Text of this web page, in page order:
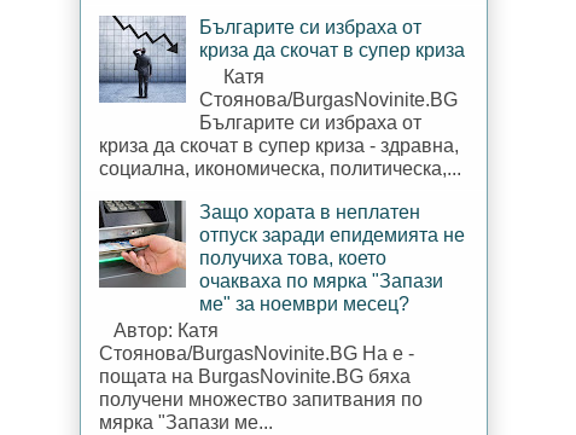
Българите си избраха от
криза да скочат в супер криза
Катя
Стоянова/BurgasNovinite.BG
Българите си избраха от
криза да скочат в супер криза - здравна,
социална, икономическа, политическа,...
Защо хората в неплатен
отпуск заради епидемията не
получиха това, което
очакваха по мярка "Запази
ме" за ноември месец?
Автор: Катя
Стоянова/BurgasNovinite.BG На е -
пощата на BurgasNovinite.BG бяха
получени множество запитвания по
мярка "Запази ме...